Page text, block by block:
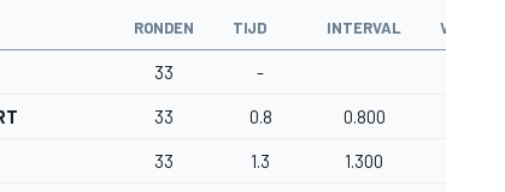
RONDEN TIJD INTERVAL VERSCHIL
33 -
33 0.8 0.800
33 1.3 1.300